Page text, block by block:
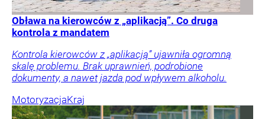
Obława na kierowców z „aplikacją”. Co druga
kontrola z mandatem
Kontrola kierowców z „aplikacją” ujawniła ogromną
skalę problemu. Brak uprawnień, podrobione
dokumenty, a nawet jazda pod wpływem alkoholu.
MotoryzacjaKraj